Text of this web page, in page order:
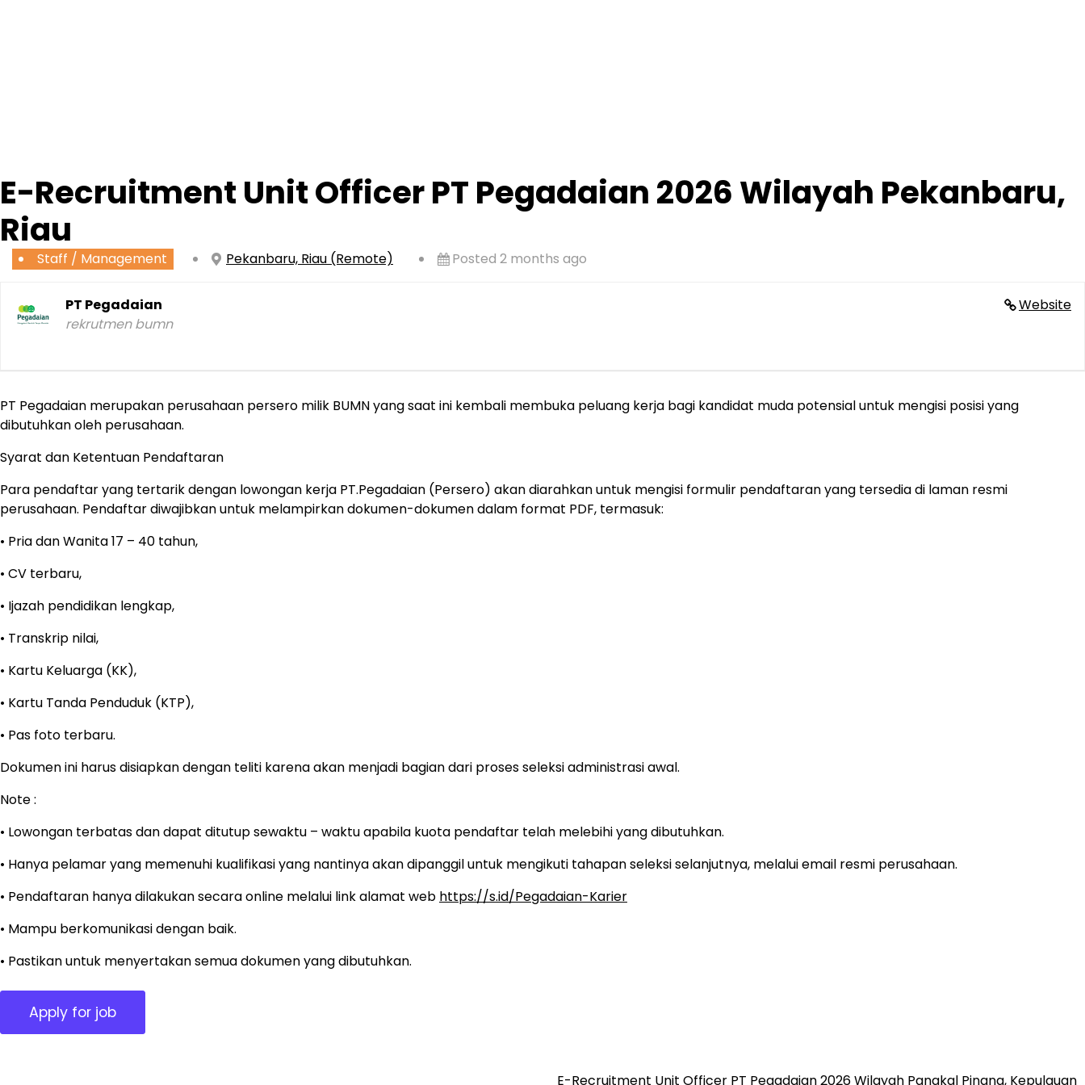
E-Recruitment Unit Officer PT Pegadaian 2026 Wilayah Pekanbaru,
Riau
Staff / Management Pekanbaru, Riau (Remote) Posted 2 months ago
Website
PT Pegadaian
rekrutmen bumn
PT Pegadaian merupakan perusahaan persero milik BUMN yang saat ini kembali membuka peluang kerja bagi kandidat muda potensial untuk mengisi posisi yang
dibutuhkan oleh perusahaan.
Syarat dan Ketentuan Pendaftaran
Para pendaftar yang tertarik dengan lowongan kerja PT.Pegadaian (Persero) akan diarahkan untuk mengisi formulir pendaftaran yang tersedia di laman resmi
perusahaan. Pendaftar diwajibkan untuk melampirkan dokumen-dokumen dalam format PDF, termasuk:
• Pria dan Wanita 17 – 40 tahun,
• CV terbaru,
• Ijazah pendidikan lengkap,
• Transkrip nilai,
• Kartu Keluarga (KK),
• Kartu Tanda Penduduk (KTP),
• Pas foto terbaru.
Dokumen ini harus disiapkan dengan teliti karena akan menjadi bagian dari proses seleksi administrasi awal.
Note :
• Lowongan terbatas dan dapat ditutup sewaktu – waktu apabila kuota pendaftar telah melebihi yang dibutuhkan.
• Hanya pelamar yang memenuhi kualifikasi yang nantinya akan dipanggil untuk mengikuti tahapan seleksi selanjutnya, melalui email resmi perusahaan.
• Pendaftaran hanya dilakukan secara online melalui link alamat web https://s.id/Pegadaian-Karier
• Mampu berkomunikasi dengan baik.
• Pastikan untuk menyertakan semua dokumen yang dibutuhkan.
E-Recruitment Unit Officer PT Pegadaian 2026 Wilayah Pangkal Pinang, Kepulauan